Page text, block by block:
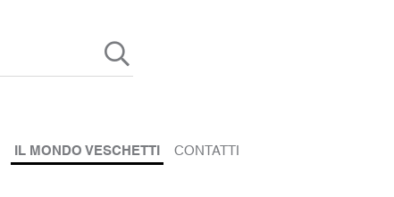
IL MONDO VESCHETTI CONTATTI